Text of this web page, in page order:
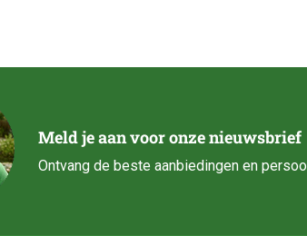
Meld je aan voor onze nieuwsbrief
Ontvang de beste aanbiedingen en